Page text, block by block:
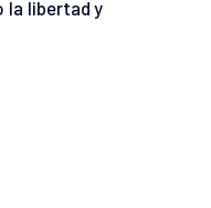
la libertad y